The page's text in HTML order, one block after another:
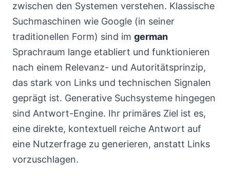
zwischen den Systemen verstehen. Klassische
Suchmaschinen wie Google (in seiner
traditionellen Form) sind im german
Sprachraum lange etabliert und funktionieren
nach einem Relevanz- und Autoritätsprinzip,
das stark von Links und technischen Signalen
geprägt ist. Generative Suchsysteme hingegen
sind Antwort-Engine. Ihr primäres Ziel ist es,
eine direkte, kontextuell reiche Antwort auf
eine Nutzerfrage zu generieren, anstatt Links
vorzuschlagen.